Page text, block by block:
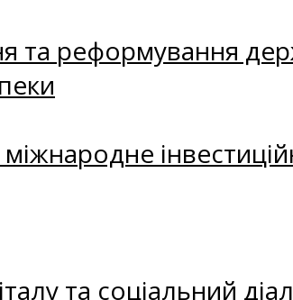
та реформування
міжнародне
та соціальний